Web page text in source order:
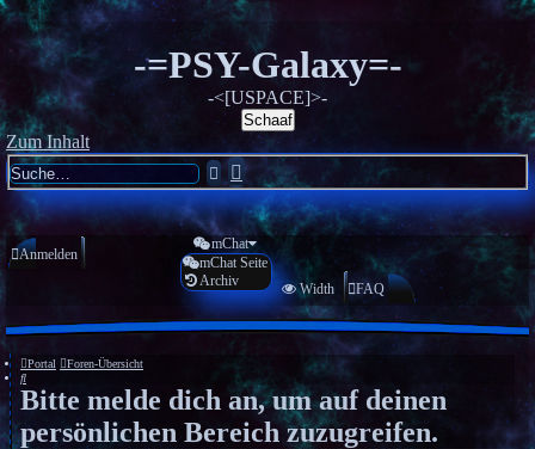
-=PSY-Galaxy=-
-<[USPACE]>-
Schaaf
Zum Inhalt
SucheErweiterte
Suche
Anmelden
mChat
mChat Seite
Archiv
Width FAQ
Portal
Foren-Übersicht
Suche
Bitte melde dich an, um auf deinen
persönlichen Bereich zuzugreifen.